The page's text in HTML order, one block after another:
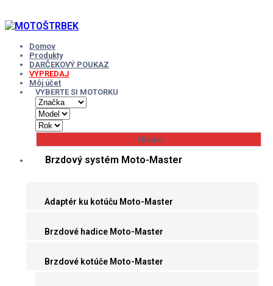
to
content
Domov
Produkty
DARČEKOVÝ POUKAZ
VÝPREDAJ
Môj účet
VYBERTE SI MOTORKU
Brzdový systém Moto-Master
Adaptér ku kotúču Moto-Master
Brzdové hadice Moto-Master
Brzdové kotúče Moto-Master